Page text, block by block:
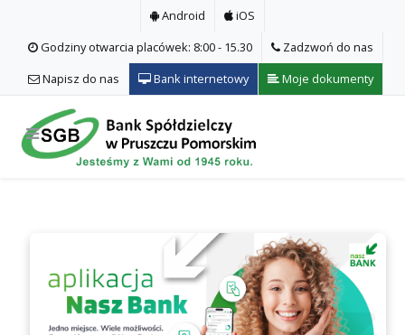
Android
iOS
Godziny otwarcia placówek: 8:00 - 15.30
Zadzwoń do nas
Napisz do nas
Bank internetowy Moje dokumenty